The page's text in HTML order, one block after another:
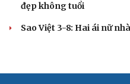
đẹp không tuổi
Sao Việt 3-8: Hai ái nữ